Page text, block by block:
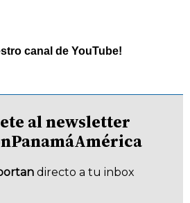
canal de YouTube!
al newsletter
directo a tu inbox